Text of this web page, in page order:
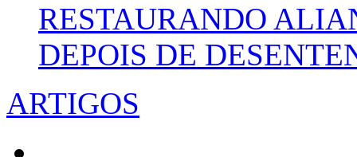
RESTAURANDO
DEPOIS DE
ARTIGOS